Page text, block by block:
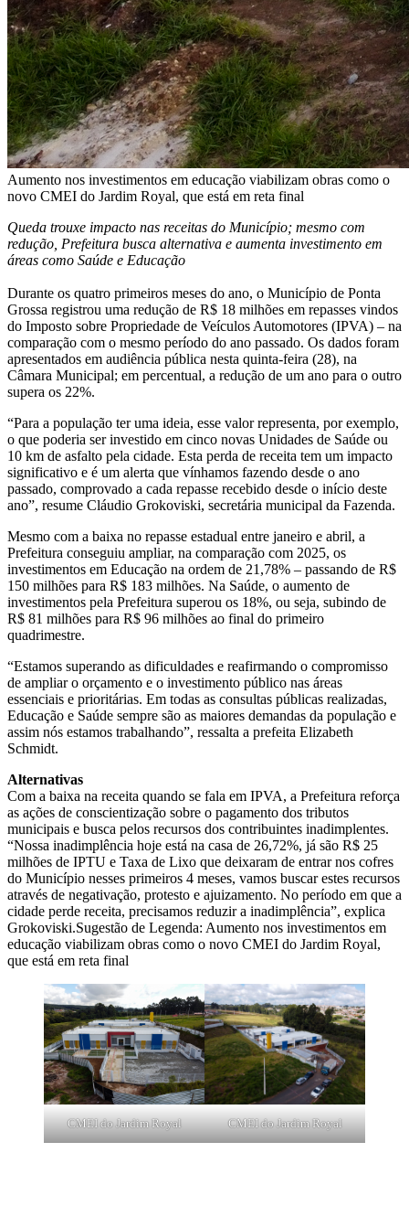
Aumento nos investimentos em educação viabilizam obras como o
novo CMEI do Jardim Royal, que está em reta final
Queda trouxe impacto nas receitas do Município; mesmo com
redução, Prefeitura busca alternativa e aumenta investimento em
áreas como Saúde e Educação
Durante os quatro primeiros meses do ano, o Município de Ponta
Grossa registrou uma redução de R$ 18 milhões em repasses vindos
do Imposto sobre Propriedade de Veículos Automotores (IPVA) – na
comparação com o mesmo período do ano passado. Os dados foram
apresentados em audiência pública nesta quinta-feira (28), na
Câmara Municipal; em percentual, a redução de um ano para o outro
supera os 22%.
“Para a população ter uma ideia, esse valor representa, por exemplo,
o que poderia ser investido em cinco novas Unidades de Saúde ou
10 km de asfalto pela cidade. Esta perda de receita tem um impacto
significativo e é um alerta que vínhamos fazendo desde o ano
passado, comprovado a cada repasse recebido desde o início deste
ano”, resume Cláudio Grokoviski, secretária municipal da Fazenda.
Mesmo com a baixa no repasse estadual entre janeiro e abril, a
Prefeitura conseguiu ampliar, na comparação com 2025, os
investimentos em Educação na ordem de 21,78% – passando de R$
150 milhões para R$ 183 milhões. Na Saúde, o aumento de
investimentos pela Prefeitura superou os 18%, ou seja, subindo de
R$ 81 milhões para R$ 96 milhões ao final do primeiro
quadrimestre.
“Estamos superando as dificuldades e reafirmando o compromisso
de ampliar o orçamento e o investimento público nas áreas
essenciais e prioritárias. Em todas as consultas públicas realizadas,
Educação e Saúde sempre são as maiores demandas da população e
assim nós estamos trabalhando”, ressalta a prefeita Elizabeth
Schmidt.
Alternativas
Com a baixa na receita quando se fala em IPVA, a Prefeitura reforça
as ações de conscientização sobre o pagamento dos tributos
municipais e busca pelos recursos dos contribuintes inadimplentes.
“Nossa inadimplência hoje está na casa de 26,72%, já são R$ 25
milhões de IPTU e Taxa de Lixo que deixaram de entrar nos cofres
do Município nesses primeiros 4 meses, vamos buscar estes recursos
através de negativação, protesto e ajuizamento. No período em que a
cidade perde receita, precisamos reduzir a inadimplência”, explica
Grokoviski.Sugestão de Legenda: Aumento nos investimentos em
educação viabilizam obras como o novo CMEI do Jardim Royal,
que está em reta final
CMEI do Jardim Royal CMEI do Jardim Royal